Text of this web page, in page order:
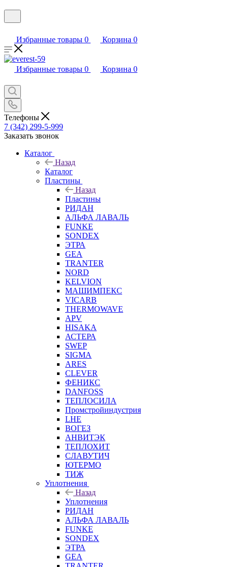
Избранные товары 0 Корзина 0
Избранные товары 0 Корзина 0
Телефоны
7 (342) 299-5-999
Заказать звонок
Каталог
Назад
Каталог
Пластины
Назад
Пластины
РИДАН
АЛЬФА ЛАВАЛЬ
FUNKE
SONDEX
ЭТРА
GEA
TRANTER
NORD
KELVION
МАШИМПЕКС
VICARB
THERMOWAVE
APV
HISAKA
АСТЕРА
SWEP
SIGMA
ARES
CLEVER
ФЕНИКС
DANFOSS
ТЕПЛОСИЛА
Промстройиндустрия
LHE
ВОГЕЗ
АНВИТЭК
ТЕПЛОХИТ
СЛАВУТИЧ
ЮТЕРМО
ТИЖ
Уплотнения
Назад
Уплотнения
РИДАН
АЛЬФА ЛАВАЛЬ
FUNKE
SONDEX
ЭТРА
GEA